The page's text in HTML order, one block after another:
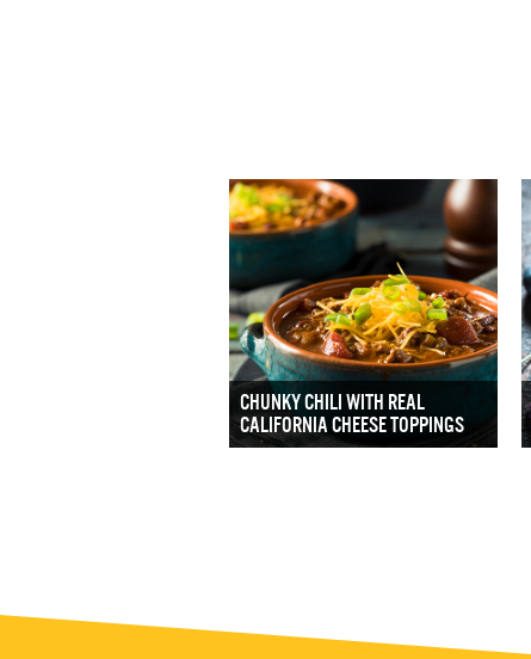
CHUNKY CHILI WITH REAL
CALIFORNIA CHEESE TOPPINGS